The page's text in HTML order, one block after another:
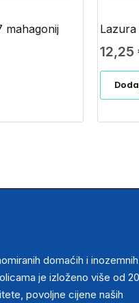
mahagonij
12,25
domaćih i inozemnih
je izloženo više od
povoljne cijene naših